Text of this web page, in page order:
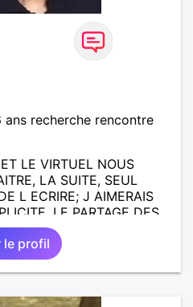
recherche rencontre
LE VIRTUEL NOUS
LA SUITE, SEUL
L ECRIRE; J AIMERAIS
LE PARTAGE DES
: BALADES, VOYAGES
ETRE A L ECOUTE DE L
BELLE
le profil